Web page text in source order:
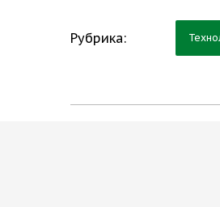
Рубрика: